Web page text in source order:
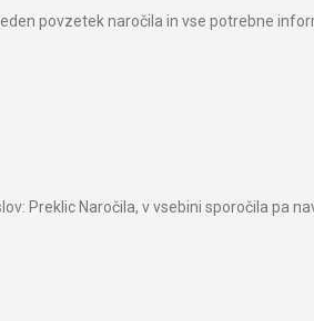
povzetek naročila in vse potrebne
Preklic Naročila, v vsebini sporočila pa